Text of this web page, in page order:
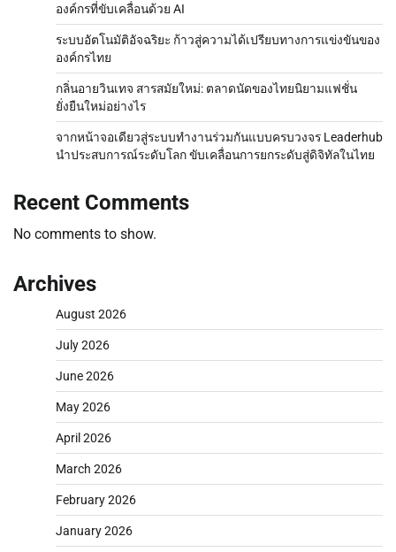
องค์กรที่ขับเคลื่อนด้วย AI
ระบบอัตโนมัติอัจฉริยะ ก้าวสู่ความได้เปรียบทางการแข่งขันของ
องค์กรไทย
กลิ่นอายวินเทจ สารสมัยใหม่: ตลาดนัดของไทยนิยามแฟชั่น
ยั่งยืนใหม่อย่างไร
จากหน้าจอเดียวสู่ระบบทำงานร่วมกันแบบครบวงจร Leaderhub
นำประสบการณ์ระดับโลก ขับเคลื่อนการยกระดับสู่ดิจิทัลในไทย
Recent Comments
No comments to show.
Archives
August 2026
July 2026
June 2026
May 2026
April 2026
March 2026
February 2026
January 2026